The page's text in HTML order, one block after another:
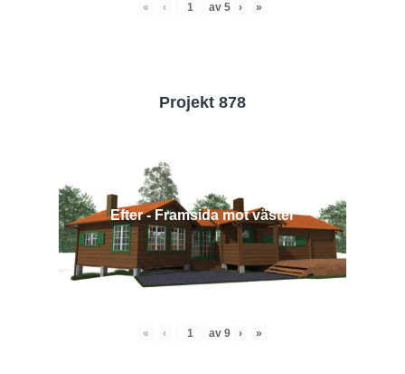
« ‹ av 5 › »
Projekt 878
Efter - Framsida mot väster
« ‹ av 9 › »